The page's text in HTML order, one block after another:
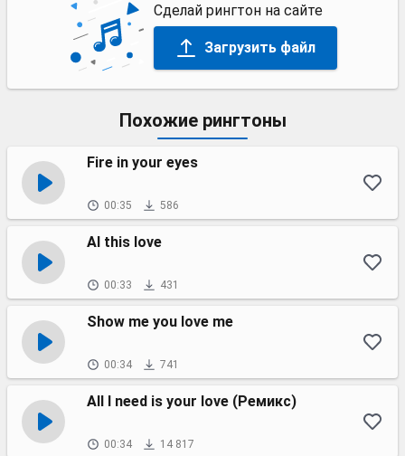
Сделай рингтон на сайте
Загрузить файл
Похожие рингтоны
Fire in your eyes
00:35 586
Al this love
00:33 431
Show me you love me
00:34 741
All I need is your love (Ремикс)
00:34 14 817